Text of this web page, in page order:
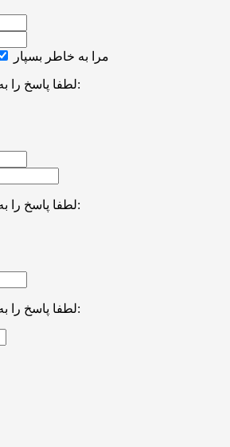
مرا به خاطر بسپار
لطفا پاسخ را به عدد انگلیسی وارد کنید:
لطفا پاسخ را به عدد انگلیسی وارد کنید:
لطفا پاسخ را به عدد انگلیسی وارد کنید: